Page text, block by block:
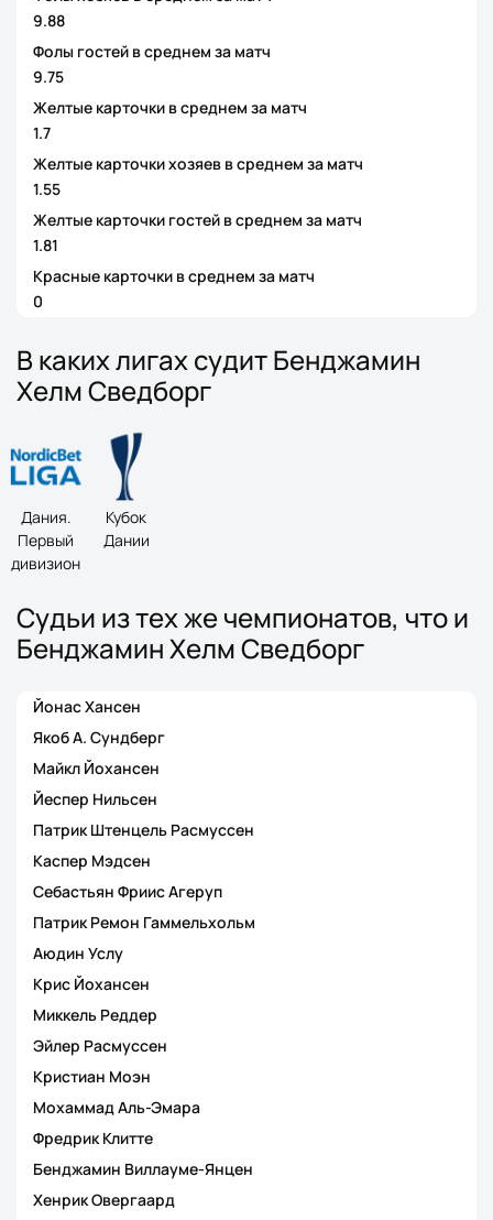
9.88
Фолы гостей в среднем за матч
9.75
Желтые карточки в среднем за матч
1.7
Желтые карточки хозяев в среднем за матч
1.55
Желтые карточки гостей в среднем за матч
1.81
Красные карточки в среднем за матч
0
В каких лигах судит Бенджамин
Хелм Сведборг
Дания.
Первый
дивизион
Кубок
Дании
Судьи из тех же чемпионатов, что и
Бенджамин Хелм Сведборг
Йонас Хансен
Якоб А. Сундберг
Майкл Йохансен
Йеспер Нильсен
Патрик Штенцель Расмуссен
Каспер Мэдсен
Себастьян Фриис Агеруп
Патрик Ремон Гаммельхольм
Аюдин Услу
Крис Йохансен
Миккель Реддер
Эйлер Расмуссен
Кристиан Моэн
Мохаммад Аль-Эмара
Фредрик Клитте
Бенджамин Виллауме-Янцен
Хенрик Овергаард